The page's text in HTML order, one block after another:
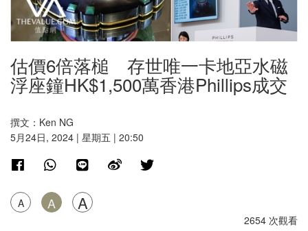
估價6倍落槌 存世唯一卡地亞水磁
浮座鐘HK$1,500萬香港Phillips成交
撰文：Ken NG
5月24日, 2024 | 星期五 | 20:50
A A A
2654 次觀看